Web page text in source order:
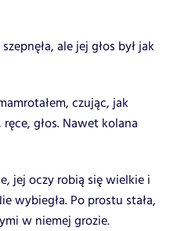
ale jej głos był jak
czując, jak
głos. Nawet kolana
jej oczy robią się wielkie i
wybiegła. Po prostu stała,
w niemej grozie.